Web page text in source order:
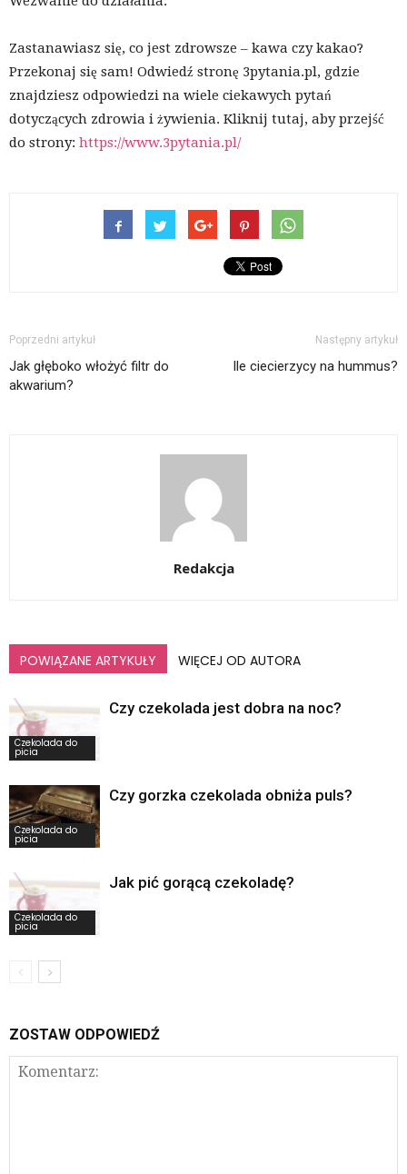
Zastanawiasz się, co jest zdrowsze – kawa czy kakao?
Przekonaj się sam! Odwiedź stronę 3pytania.pl, gdzie
znajdziesz odpowiedzi na wiele ciekawych pytań
dotyczących zdrowia i żywienia. Kliknij tutaj, aby przejść
do strony: https://www.3pytania.pl/
Poprzedni artykuł
Jak głęboko włożyć filtr do
akwarium?
Następny artykuł
Ile ciecierzycy na hummus?
Redakcja
POWIĄZANE ARTYKUŁY WIĘCEJ OD AUTORA
Czekolada do
picia
Czy czekolada jest dobra na noc?
Czekolada do
picia
Czy gorzka czekolada obniża puls?
Czekolada do
picia
Jak pić gorącą czekoladę?
ZOSTAW ODPOWIEDŹ